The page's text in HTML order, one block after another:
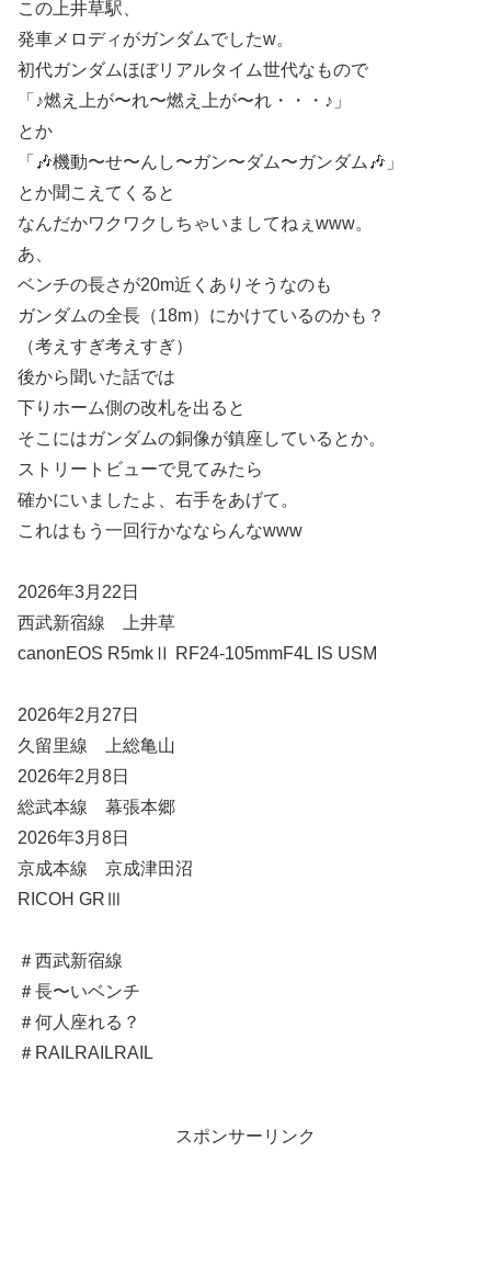
この上井草駅、
発車メロディがガンダムでしたw。
初代ガンダムほぼリアルタイム世代なもので
「♪燃え上が〜れ〜燃え上が〜れ・・・♪」
とか
「🎶機動〜せ〜んし〜ガン〜ダム〜ガンダム🎶」
とか聞こえてくると
なんだかワクワクしちゃいましてねぇwww。
あ、
ベンチの長さが20m近くありそうなのも
ガンダムの全長（18m）にかけているのかも？
（考えすぎ考えすぎ）
後から聞いた話では
下りホーム側の改札を出ると
そこにはガンダムの銅像が鎮座しているとか。
ストリートビューで見てみたら
確かにいましたよ、右手をあげて。
これはもう一回行かなならんなwww
2026年3月22日
西武新宿線 上井草
canonEOS R5mkⅡ RF24-105mmF4L IS USM
2026年2月27日
久留里線 上総亀山
2026年2月8日
総武本線 幕張本郷
2026年3月8日
京成本線 京成津田沼
RICOH GRⅢ
＃西武新宿線
＃長〜いベンチ
＃何人座れる？
＃RAILRAILRAIL
スポンサーリンク